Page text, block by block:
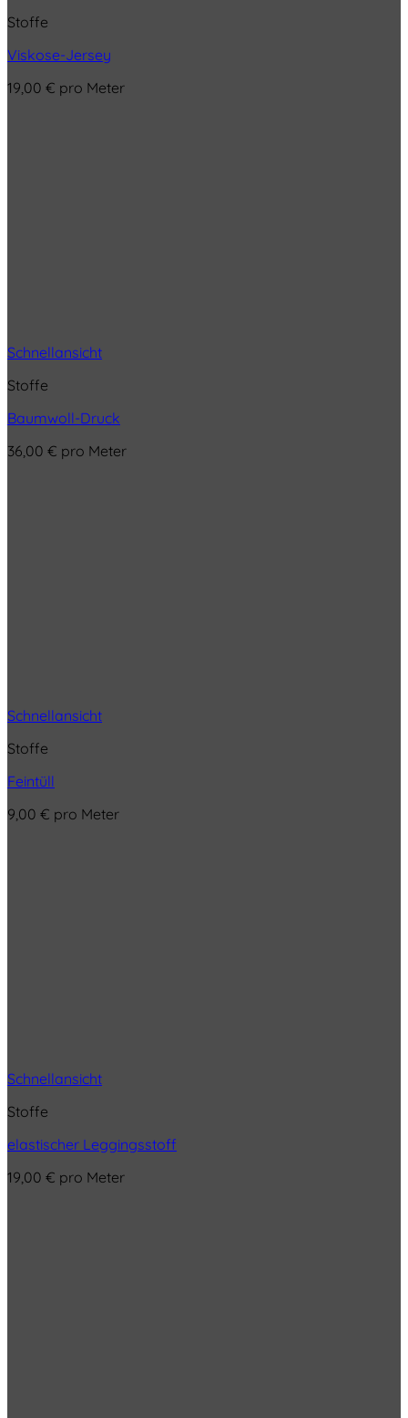
Stoffe
Viskose-Jersey
19,00 € pro Meter
Schnellansicht
Stoffe
Baumwoll-Druck
36,00 € pro Meter
Schnellansicht
Stoffe
Feintüll
9,00 € pro Meter
Schnellansicht
Stoffe
elastischer Leggingsstoff
19,00 € pro Meter